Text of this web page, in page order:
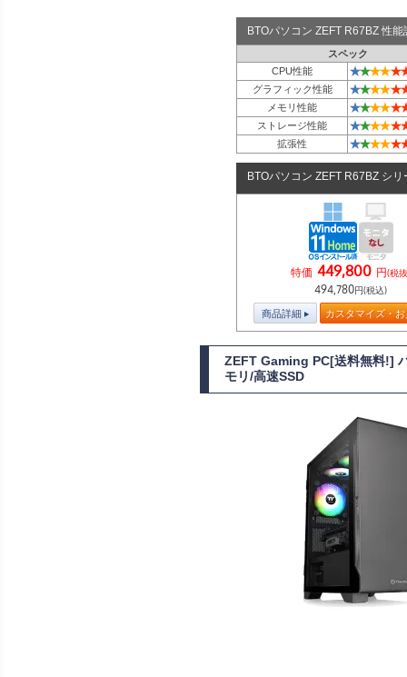
BTOパソコン ZEFT R67BZ 性
スペック
CPU性能
★★★★★
グラフィック性能 ★★★★★
メモリ性能 ★★★★★
ストレージ性能 ★★★★★
拡張性 ★★★★★
BTOパソコン ZEFT R67BZ シリ
特価 449,800 円(税
494,780円(税込)
商品詳細 カスタマイズ・
ZEFT Gaming PC[送料無料!]
モリ/高速SSD